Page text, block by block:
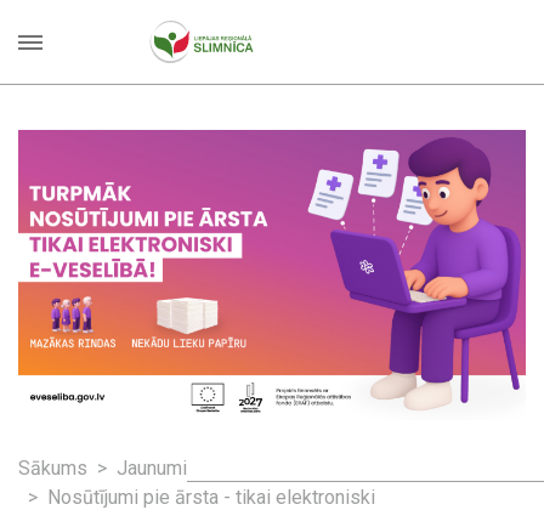
Sākums
Jaunumi
Nosūtījumi pie ārsta - tikai elektroniski